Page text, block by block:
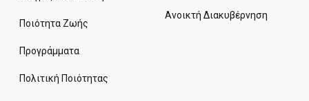
Ποιότητα Ζωής
Προγράμματα
Πολιτική Ποιότητας
Ανοικτή Διακυβέρνηση